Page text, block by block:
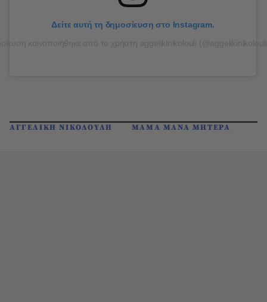
Δείτε αυτή τη δημοσίευση στο Instagram.
ΑΓΓΕΛΙΚΗ ΝΙΚΟΛΟΥΛΗ ΜΑΜΑ ΜΑΝΑ ΜΗΤΕΡΑ